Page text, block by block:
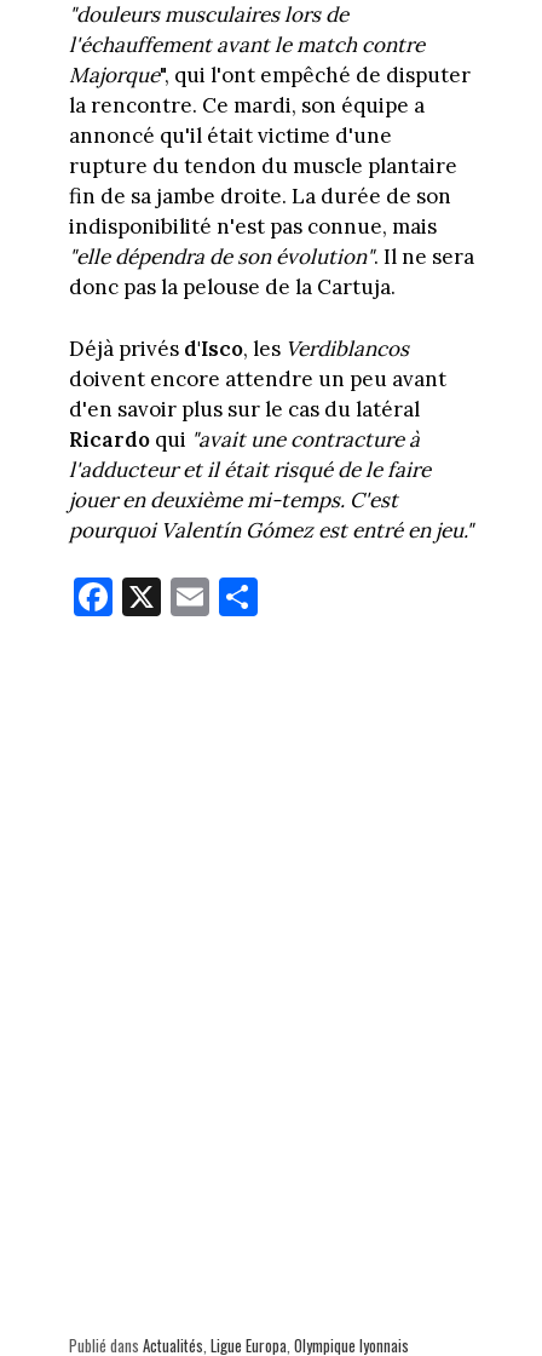
"douleurs musculaires lors de
l'échauffement avant le match contre
Majorque", qui l'ont empêché de disputer
la rencontre. Ce mardi, son équipe a
annoncé qu'il était victime d'une
rupture du tendon du muscle plantaire
fin de sa jambe droite. La durée de son
indisponibilité n'est pas connue, mais
"elle dépendra de son évolution". Il ne sera
donc pas la pelouse de la Cartuja.
Déjà privés d'Isco, les Verdiblancos
doivent encore attendre un peu avant
d'en savoir plus sur le cas du latéral
Ricardoqui "avait une contracture à
l'adducteur et il était risqué de le faire
jouer en deuxième mi-temps. C'est
pourquoi Valentín Gómez est entré en jeu."
Fa
ce
X E
m
Pa
Publié dans Actualités, Ligue Europa, Olympique lyonnais